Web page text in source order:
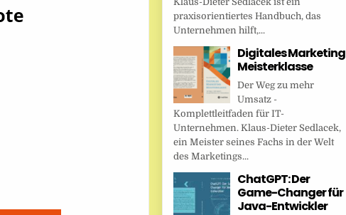
praxisorientiertes Handbuch, das
Unternehmen hilft,...
Digitales Marketing
Meisterklasse
Der Weg zu mehr
Umsatz -
Komplettleitfaden für IT-
Unternehmen. Klaus-Dieter Sedlacek,
ein Meister seines Fachs in der Welt
des Marketings...
ChatGPT: Der
Game-Changer für
Java-Entwickler